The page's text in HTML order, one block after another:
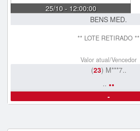
25/10 - 12:00:00
BENS MED.
** LOTE RETIRADO **
Valor atual/Vencedor
(23) M***7..
.. ..
-